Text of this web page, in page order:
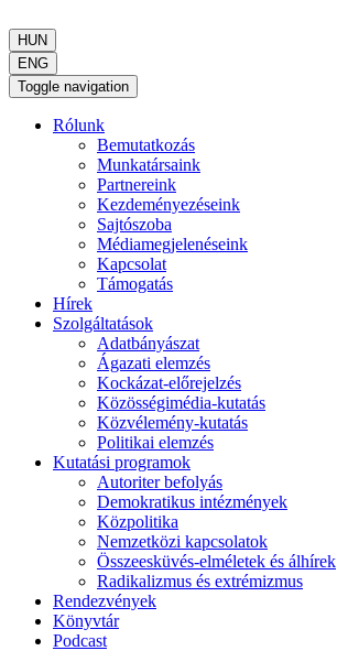
HUN
ENG
Toggle navigation
Rólunk
Bemutatkozás
Munkatársaink
Partnereink
Kezdeményezéseink
Sajtószoba
Médiamegjelenéseink
Kapcsolat
Támogatás
Hírek
Szolgáltatások
Adatbányászat
Ágazati elemzés
Kockázat-előrejelzés
Közösségimédia-kutatás
Közvélemény-kutatás
Politikai elemzés
Kutatási programok
Autoriter befolyás
Demokratikus intézmények
Közpolitika
Nemzetközi kapcsolatok
Összeesküvés-elméletek és álhírek
Radikalizmus és extrémizmus
Rendezvények
Könyvtár
Podcast